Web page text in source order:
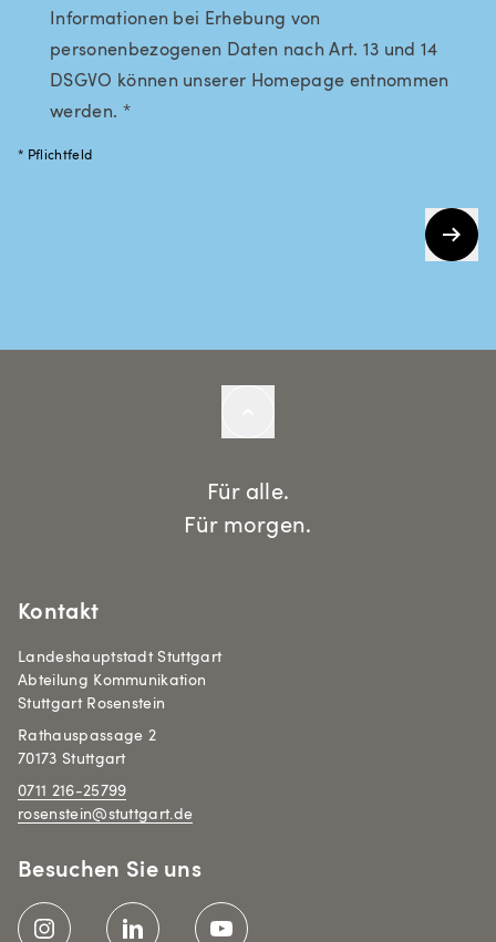
Informationen bei Erhebung von
personenbezogenen Daten nach Art. 13 und 14
DSGVO können unserer Homepage entnommen
werden. *
* Pflichtfeld
Für alle.
Für morgen.
Kontakt
Landeshauptstadt Stuttgart
Abteilung Kommunikation
Stuttgart Rosenstein
Rathauspassage 2
70173 Stuttgart
0711 216-25799
rosenstein@stuttgart.de
Besuchen Sie uns